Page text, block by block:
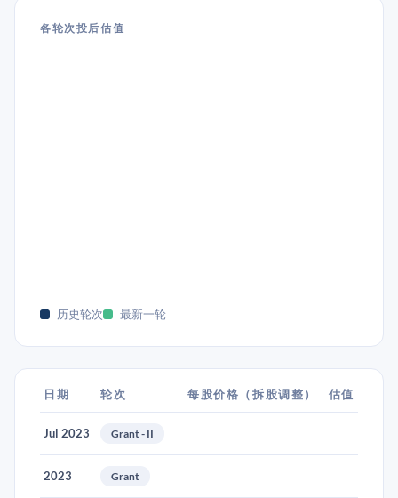
各轮次投后估值
历史轮次 最新一轮
日期 轮次 每股价格（拆股调整） 估值
Jul 2023 Grant - II
2023 Grant